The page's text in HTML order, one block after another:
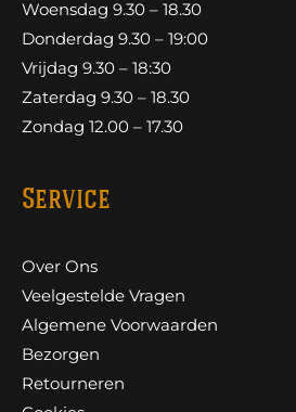
Woensdag 9.30 – 18.30
Donderdag 9.30 – 19:00
Vrijdag 9.30 – 18:30
Zaterdag 9.30 – 18.30
Zondag 12.00 – 17.30
Service
Over Ons
Veelgestelde Vragen
Algemene Voorwaarden
Bezorgen
Retourneren